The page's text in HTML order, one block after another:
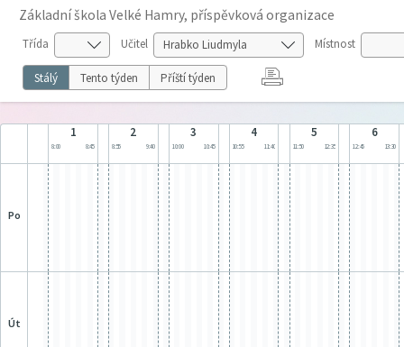
Základní škola Velké Hamry, příspěvková organizace
Třída Učitel Místnost
Stálý Tento týden Příští týden
1
8:00 8:45
2
8:55 9:40
3
10:00 10:45
4
10:55 11:40
5
11:50 12:35
6
12:45 13:30
po
út